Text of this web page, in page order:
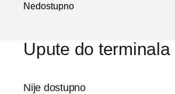
Nedostupno
Upute do terminala
Nije dostupno